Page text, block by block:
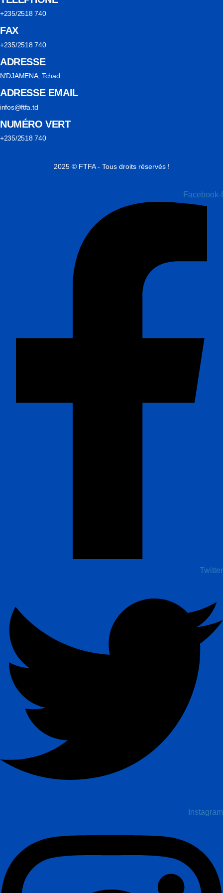
+235/2518 740
FAX
+235/2518 740
ADRESSE
N'DJAMENA, Tchad
ADRESSE EMAIL
infos@ftfa.td
NUMÉRO VERT
+235/2518 740
2025 © FTFA - Tous droits réservés !
Facebook-f
Twitter
Instagram